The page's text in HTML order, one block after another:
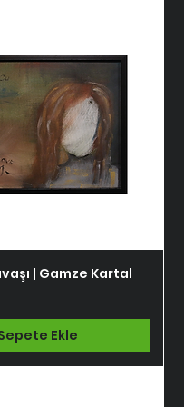
| Gamze Kartal
Ekle